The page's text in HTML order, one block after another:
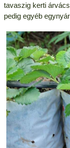
tavaszig kerti
pedig egyéb